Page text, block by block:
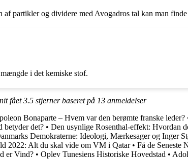
partikler og dividere med Avogadros tal kan man
i det kemiske stof.
fået3.5 stjerner baseret på 13 anmeldelser
Bonaparte – Hvem var den berømte franske leder?
betyder det? • Den usynlige Rosenthal-effekt: Hvordan
Demokraterne: Ideologi, Mærkesager og Inger
2022: Alt du skal vide om VM i Qatar• Få de Seneste
er Vind? • Oplev Tunesiens Historiske Hovedstad •